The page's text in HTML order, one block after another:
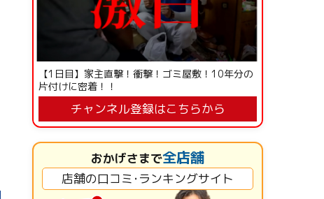
【1日目】家主直撃！衝撃！ゴミ屋敷！10年分の
片付けに密着！！
チャンネル登録はこちらから
おかげさまで全店舗
店舗の口コミ･ランキングサイト